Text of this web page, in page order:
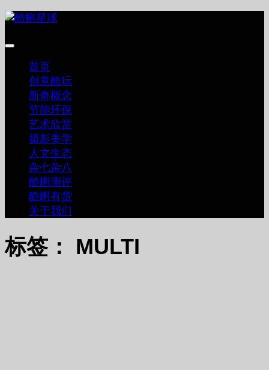
跳
内
首页
创意酷玩
新奇概念
节能环保
艺术欣赏
摄影美学
人文生态
杂七杂八
酷蝌测评
酷蝌有货
关于我们
标签： MULTI